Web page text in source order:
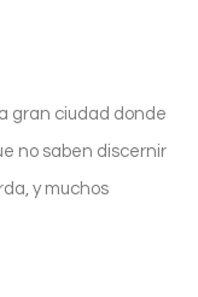
gran ciudad donde
no saben discernir
y muchos